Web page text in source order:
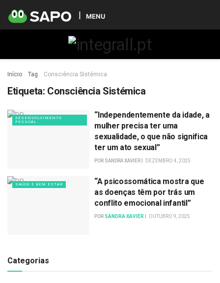
MENU
Início Tag Consciência Sistémica
Etiqueta: Consciência Sistémica
DESENVOLVIMENTO
PESSOAL
“Independentemente da idade, a
mulher precisa ter uma
sexualidade, o que não significa
ter um ato sexual”
POR SANDRA XAVIER DEZEMBRO 4, 2025
SAÚDE E BEM ESTAR
“A psicossomática mostra que
as doenças têm por trás um
conflito emocional infantil”
POR SANDRA XAVIER OUTUBRO 9, 2025
Categorias